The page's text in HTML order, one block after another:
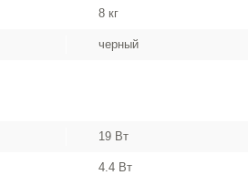
8 кг
черный
19 Вт
4.4 Вт